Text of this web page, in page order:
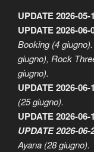
UPDATE 2026-
UPDATE 2026-
Booking (4
giugno), Rock
giugno).
UPDATE 2026-06-
(25 giugno).
UPDATE 2026-06-
UPDATE 2026-06-
Ayana (28 giugno).